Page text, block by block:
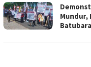
Mundur,